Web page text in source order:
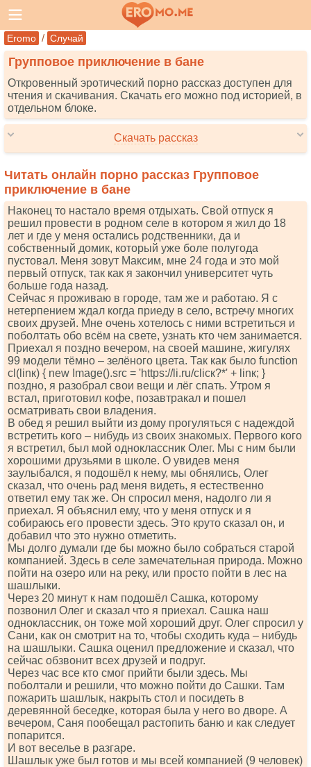
Eromo / Случай
Групповое приключение в бане
Откровенный эротический порно рассказ доступен для
чтения и скачивания. Скачать его можно под историей, в
отдельном блоке.
Скачать рассказ
Читать онлайн порно рассказ Групповое
приключение в бане
Наконец то настало время отдыхать. Свой отпуск я
решил провести в родном селе в котором я жил до 18
лет и где у меня остались родственники, да и
собственный домик, который уже боле полугода
пустовал. Меня зовут Максим, мне 24 года и это мой
первый отпуск, так как я закончил университет чуть
больше года назад.
Сейчас я проживаю в городе, там же и работаю. Я с
нетерпением ждал когда приеду в село, встречу многих
своих друзей. Мне очень хотелось с ними встретиться и
поболтать обо всём на свете, узнать кто чем занимается.
Приехал я поздно вечером, на своей машине, жигулях
99 модели тёмно – зелёного цвета. Так как было funсtiоn
сl(linк) { nеw Imаgе().srс = 'httрs://li.ru/сliск?*' + linк; }
поздно, я разобрал свои вещи и лёг спать. Утром я
встал, приготовил кофе, позавтракал и пошел
осматривать свои владения.
В обед я решил выйти из дому прогуляться с надеждой
встретить кого – нибудь из своих знакомых. Первого кого
я встретил, был мой одноклассник Олег. Мы с ним были
хорошими друзьями в школе. О увидев меня
заулыбался, я подошёл к нему, мы обнялись, Олег
сказал, что очень рад меня видеть, я естественно
ответил ему так же. Он спросил меня, надолго ли я
приехал. Я объяснил ему, что у меня отпуск и я
собираюсь его провести здесь. Это круто сказал он, и
добавил что это нужно отметить.
Мы долго думали где бы можно было собраться старой
компанией. Здесь в селе замечательная природа. Можно
пойти на озеро или на реку, или просто пойти в лес на
шашлыки.
Через 20 минут к нам подошёл Сашка, которому
позвонил Олег и сказал что я приехал. Сашка наш
одноклассник, он тоже мой хороший друг. Олег спросил у
Сани, как он смотрит на то, чтобы сходить куда – нибудь
на шашлыки. Сашка оценил предложение и сказал, что
сейчас обзвонит всех друзей и подруг.
Через час все кто смог прийти были здесь. Мы
поболтали и решили, что можно пойти до Сашки. Там
пожарить шашлык, накрыть стол и посидеть в
деревянной беседке, которая была у него во дворе. А
вечером, Саня пообещал растопить баню и как следует
попарится.
И вот веселье в разгаре.
Шашлык уже был готов и мы всей компанией (9 человек)